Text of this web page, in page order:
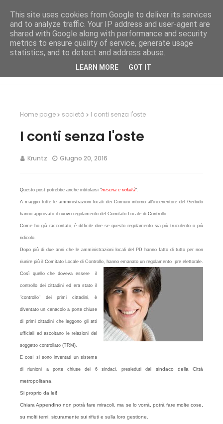
Home page società I conti senza l'oste
I conti senza l'oste
Kruntz Giugno 20, 2016
Questo post potrebbe anche intitolarsi "miseria e nobiltà".
A maggio tutte le amministrazioni locali dei Comuni intorno all'inceneritore del Gerbido
hanno approvato il nuovo regolamento del Comitato Locale di Controllo.
Come ho già raccontato, è difficile dire se questo regolamento sia più truculento o più
ridicolo.
Dopo più di due anni che le amministrazioni locali del PD hanno fatto di tutto per non
riunire più il Comitato Locale di Controllo, hanno emanato un regolamento pre elettorale.
Così quello che doveva essere il
controllo dei cittadini ed era stato il
"controllo" dei primi cittadini, è
diventato un cenacolo a porte chiuse
di primi cittadini cheleggono gli atti
ufficiali ed ascoltano le relazioni del
soggetto controllato (TRM).
E così si sono inventati un sistema
di riunioni a porte chiuse dei 6 sindaci, presieduti dal sindaco della Città
metropolitana.
Si proprio da lei!
ChiaraAppendino non potrà fare miracoli, ma se lo vorrà, potrà fare molte cose,
su molti temi, sicuramente sui rifiuti e sulla loro gestione.
This site uses cookies from Google to deliver its services
and to analyze traffic. Your IP address and user-agent are
shared with Google along with performance and security
metrics to ensure quality of service, generate usage
statistics, and to detect and address abuse.
LEARN MORE GOT IT